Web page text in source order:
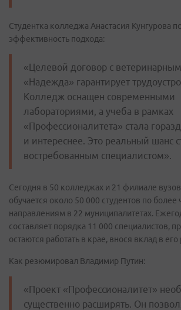
Студентка колледжа Анастасия Кунгурова
эффективность подхода:
«Целевой договор с
«Надежда» гарантирует
Колледж оснащен современными
лабораториями, а учеба в рамках
«Профессионалитета» стала
и интереснее. Это реальный шанс
востребованным специалистом».
Сегодня в 50 колледжах и 21 филиале
обучается около 50 000 студентов по более
направлениям в 22 муниципалитетах.
составляет порядка 11 000 специалистов,
остаются работать в крае, внося вклад в его
Как резюмировал Владимир Путин:
«Проект «Профессионалитет»
существенно расширять. Он